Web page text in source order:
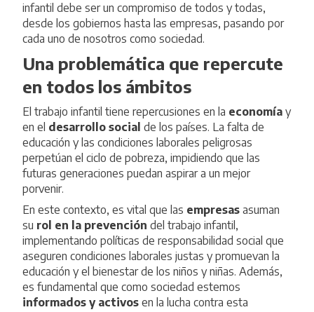
infantil debe ser un compromiso de todos y todas,
desde los gobiernos hasta las empresas, pasando por
cada uno de nosotros como sociedad.
Una problemática que repercute
en todos los ámbitos
El trabajo infantil tiene repercusiones en la economía y
en el desarrollo social de los países. La falta de
educación y las condiciones laborales peligrosas
perpetúan el ciclo de pobreza, impidiendo que las
futuras generaciones puedan aspirar a un mejor
porvenir.
En este contexto, es vital que las empresas asuman
su rol en la prevención del trabajo infantil,
implementando políticas de responsabilidad social que
aseguren condiciones laborales justas y promuevan la
educación y el bienestar de los niños y niñas. Además,
es fundamental que como sociedad estemos
informados y activos en la lucha contra esta